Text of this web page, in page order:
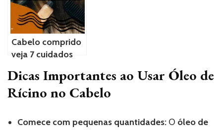
Cabelo comprido
veja 7 cuidados
tem fios longos
Dicas Importantes ao Usar Óleo de
Rícino no Cabelo
Comece com pequenas quantidades: O óleo de